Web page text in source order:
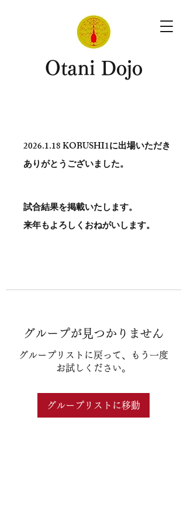
​Otani Dojo
2026.1.18KOBUSHI1に出場いただき
ありがとう​ございました。
試合結果を掲載いたします。
​来年もよろしくおねがいします。
グループが見つかりません
グループリストに戻って、もう一度
お試しください。
グループリストに移動